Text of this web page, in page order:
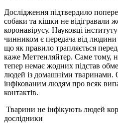
Дослідження підтвердило
собаки та кішки не відігравали
коронавірусу. Науковці
чинником є передача від
що як правило трапляється
каже Меттенляйтер. Саме тому,
тепер немає жодних підстав
людей із домашніми тваринами.
інфікованим людям про всяк
контактів.
Тварини не інфікують людей
дослідники